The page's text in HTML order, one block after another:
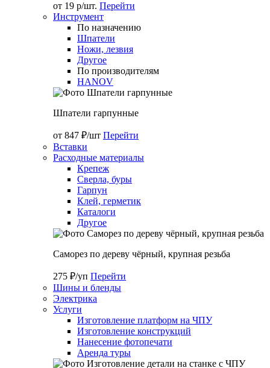
от 19 р/шт. Перейти
Инструмент
По назначению
Шпатели
Ножи, лезвия
Другое
По производителям
HANOV
Шпатели гарпунные
от 847 ₽/шт Перейти
Вставки
Расходные материалы
Крепеж
Сверла, буры
Гарпун
Клей, герметик
Каталоги
Другое
Саморез по дереву чёрный, крупная резьба
275 ₽/уп Перейти
Шины и бленды
Электрика
Услуги
Изготовление платформ на ЧПУ
Изготовление конструкций
Нанесение фотопечати
Аренда туры